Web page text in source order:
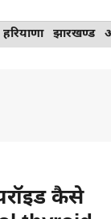
हरियाणा झारखण्ड
कैसे